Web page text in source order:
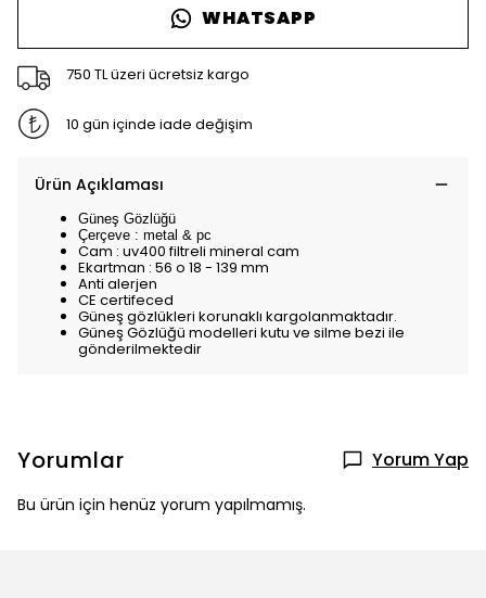
WHATSAPP
750 TL üzeri ücretsiz kargo
10 gün içinde iade değişim
Ürün Açıklaması
Güneş Gözlüğü
Çerçeve : metal & pc
Cam : uv400 filtreli mineral cam
Ekartman : 56 o 18 - 139 mm
Anti alerjen
CE certifeced
Güneş gözlükleri korunaklı kargolanmaktadır.
Güneş Gözlüğü modelleri kutu ve silme bezi ile
gönderilmektedir
Yorumlar Yorum Yap
Bu ürün için henüz yorum yapılmamış.